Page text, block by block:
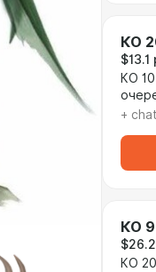
КО
КО
+ chat
КО
КО